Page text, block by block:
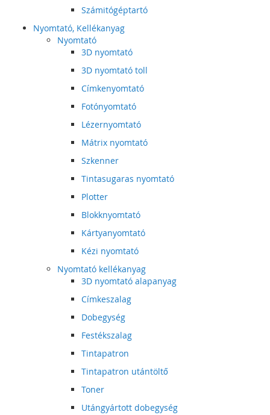
Számitógéptartó
Nyomtató, Kellékanyag
Nyomtató
3D nyomtató
3D nyomtató toll
Címkenyomtató
Fotónyomtató
Lézernyomtató
Mátrix nyomtató
Szkenner
Tintasugaras nyomtató
Plotter
Blokknyomtató
Kártyanyomtató
Kézi nyomtató
Nyomtató kellékanyag
3D nyomtató alapanyag
Címkeszalag
Dobegység
Festékszalag
Tintapatron
Tintapatron utántöltő
Toner
Utángyártott dobegység